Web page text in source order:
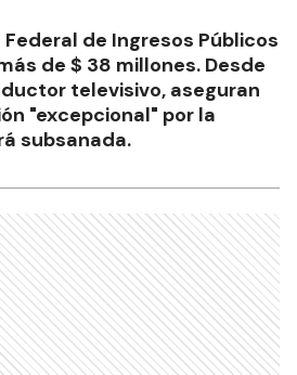
de Ingresos Públicos
de $ 38 millones. Desde
televisivo, aseguran
"excepcional" por la
subsanada.